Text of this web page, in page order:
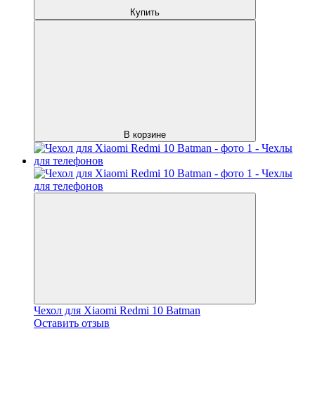
Купить
В корзине
Чехол для Xiaomi Redmi 10 Batman
Оставить отзыв